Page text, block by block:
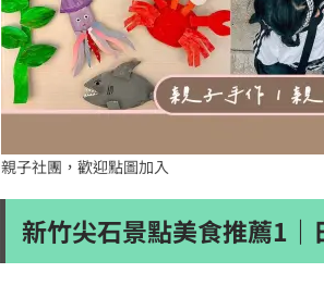
親子社團，歡迎點圖加入
新竹尖石景點美食推薦1｜